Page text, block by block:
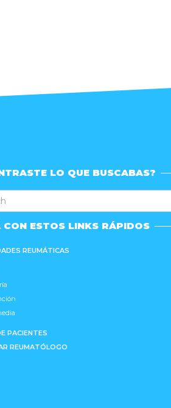
LO QUE BUSCABAS?
CON ESTOS LINKS RÁPIDOS
REUMÁTICAS
PACIENTES
REUMATÓLOGO